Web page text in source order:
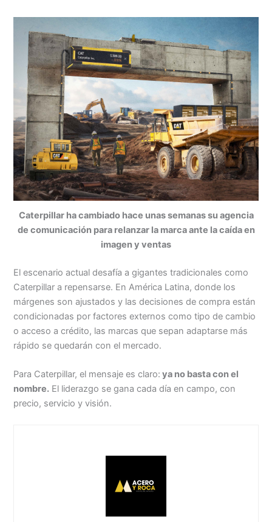
Caterpillar ha cambiado hace unas semanas su agencia
de comunicación para relanzar la marca ante la caída en
imagen y ventas
El escenario actual desafía a gigantes tradicionales como
Caterpillar a repensarse. En América Latina, donde los
márgenes son ajustados y las decisiones de compra están
condicionadas por factores externos como tipo de cambio
o acceso a crédito, las marcas que sepan adaptarse más
rápido se quedarán con el mercado.
Para Caterpillar, el mensaje es claro: ya no basta con el
nombre. El liderazgo se gana cada día en campo, con
precio, servicio y visión.